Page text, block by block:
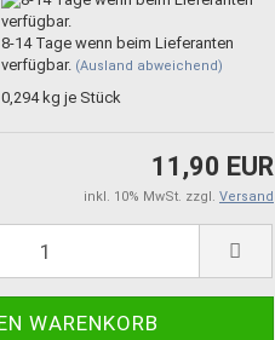
8-14 Tage wenn beim Lieferanten
verfügbar. (Ausland abweichend)
0,294kg je Stück
11,90 EUR
inkl. 10% MwSt. zzgl. Versand